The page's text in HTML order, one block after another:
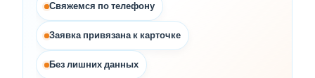
Свяжемся по телефону
Заявка привязана к карточке
Без лишних данных